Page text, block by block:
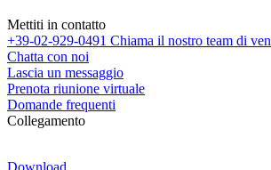
Mettiti in contatto
+39-02-929-0491 Chiama il nostro team di
Chatta con noi
Lascia un messaggio
Prenota riunione virtuale
Domande frequenti
Collegamento